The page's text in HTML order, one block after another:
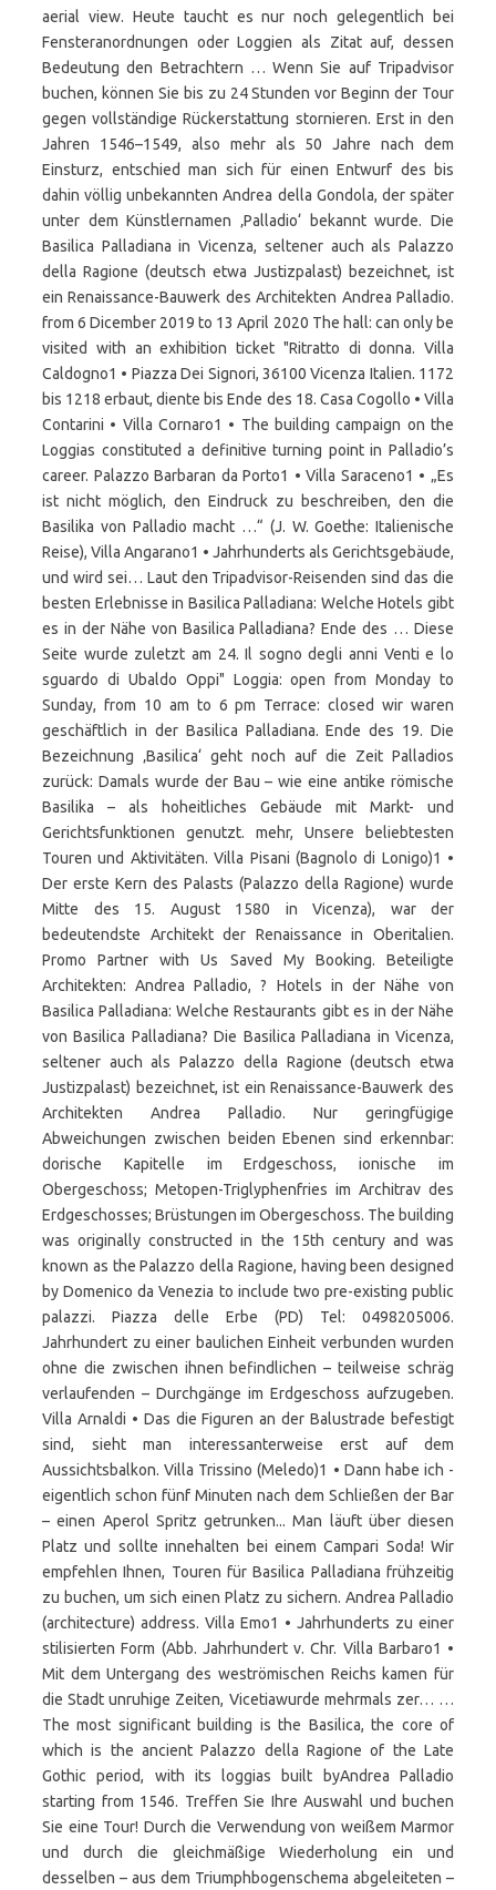
aerial view. Heute taucht es nur noch gelegentlich bei
Fensteranordnungen oder Loggien als Zitat auf, dessen
Bedeutung den Betrachtern … Wenn Sie auf Tripadvisor
buchen, können Sie bis zu 24 Stunden vor Beginn der Tour
gegen vollständige Rückerstattung stornieren. Erst in den
Jahren 1546–1549, also mehr als 50 Jahre nach dem
Einsturz, entschied man sich für einen Entwurf des bis
dahin völlig unbekannten Andrea della Gondola, der später
unter dem Künstlernamen ‚Palladio‘ bekannt wurde. Die
Basilica Palladiana in Vicenza, seltener auch als Palazzo
della Ragione (deutsch etwa Justizpalast) bezeichnet, ist
ein Renaissance-Bauwerk des Architekten Andrea Palladio.
from 6 Dicember 2019 to 13 April 2020 The hall: can only be
visited with an exhibition ticket "Ritratto di donna. Villa
Caldogno1 • Piazza Dei Signori, 36100 Vicenza Italien. 1172
bis 1218 erbaut, diente bis Ende des 18. Casa Cogollo • Villa
Contarini • Villa Cornaro1 • The building campaign on the
Loggias constituted a definitive turning point in Palladio’s
career. Palazzo Barbaran da Porto1 • Villa Saraceno1 • „Es
ist nicht möglich, den Eindruck zu beschreiben, den die
Basilika von Palladio macht …“ (J. W. Goethe: Italienische
Reise), Villa Angarano1 • Jahrhunderts als Gerichtsgebäude,
und wird sei… Laut den Tripadvisor-Reisenden sind das die
besten Erlebnisse in Basilica Palladiana: Welche Hotels gibt
es in der Nähe von Basilica Palladiana? Ende des … Diese
Seite wurde zuletzt am 24. Il sogno degli anni Venti e lo
sguardo di Ubaldo Oppi" Loggia: open from Monday to
Sunday, from 10 am to 6 pm Terrace: closed wir waren
geschäftlich in der Basilica Palladiana. Ende des 19. Die
Bezeichnung ‚Basilica‘ geht noch auf die Zeit Palladios
zurück: Damals wurde der Bau – wie eine antike römische
Basilika – als hoheitliches Gebäude mit Markt- und
Gerichtsfunktionen genutzt. mehr, Unsere beliebtesten
Touren und Aktivitäten. Villa Pisani (Bagnolo di Lonigo)1 •
Der erste Kern des Palasts (Palazzo della Ragione) wurde
Mitte des 15. August 1580 in Vicenza), war der
bedeutendste Architekt der Renaissance in Oberitalien.
Promo Partner with Us Saved My Booking. Beteiligte
Architekten: Andrea Palladio, ? Hotels in der Nähe von
Basilica Palladiana: Welche Restaurants gibt es in der Nähe
von Basilica Palladiana? Die Basilica Palladiana in Vicenza,
sel­te­ner auch als Palazzo della Ragione (deutsch etwa
Justizpalast) be­zeich­net, ist ein Renaissance-Bauwerk des
Ar­chi­tek­ten Andrea Palladio. Nur geringfügige
Abweichungen zwischen beiden Ebenen sind erkennbar:
dorische Kapitelle im Erdgeschoss, ionische im
Obergeschoss; Metopen-Triglyphenfries im Architrav des
Erdgeschosses; Brüstungen im Obergeschoss. The building
was originally constructed in the 15th century and was
known as the Palazzo della Ragione, having been designed
by Domenico da Venezia to include two pre-existing public
palazzi. Piazza delle Erbe (PD) Tel: 0498205006.
Jahrhundert zu einer baulichen Einheit verbunden wurden
ohne die zwischen ihnen befindlichen – teilweise schräg
verlaufenden – Durchgänge im Erdgeschoss aufzugeben.
Villa Arnaldi • Das die Figuren an der Balustrade befestigt
sind, sieht man interessanterweise erst auf dem
Aussichtsbalkon. Villa Trissino (Meledo)1 • Dann habe ich -
eigentlich schon fünf Minuten nach dem Schließen der Bar
– einen Aperol Spritz getrunken... Man läuft über diesen
Platz und sollte innehalten bei einem Campari Soda! Wir
empfehlen Ihnen, Touren für Basilica Palladiana frühzeitig
zu buchen, um sich einen Platz zu sichern. Andrea Palladio
(architecture) address. Villa Emo1 • Jahrhunderts zu einer
stilisierten Form (Abb. Jahrhundert v. Chr. Villa Barbaro1 •
Mit dem Untergang des weströmischen Reichs kamen für
die Stadt unruhige Zeiten, Vicetiawurde mehrmals zer… …
The most significant building is the Basilica, the core of
which is the ancient Palazzo della Ragione of the Late
Gothic period, with its loggias built byAndrea Palladio
starting from 1546. Treffen Sie Ihre Auswahl und buchen
Sie eine Tour! Durch die Verwendung von weißem Marmor
und durch die gleichmäßige Wiederholung ein und
desselben – aus dem Triumphbogenschema abgeleiteten –